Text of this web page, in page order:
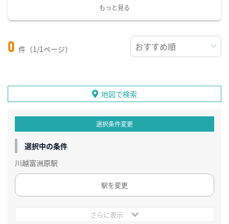
もっと見る
0 件（1/1ページ）
地図で検索
選択条件変更
選択中の条件
川越富洲原駅
駅を変更
さらに表示